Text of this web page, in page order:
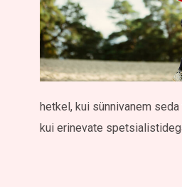
hetkel, kui sünnivanem
kui erinevate